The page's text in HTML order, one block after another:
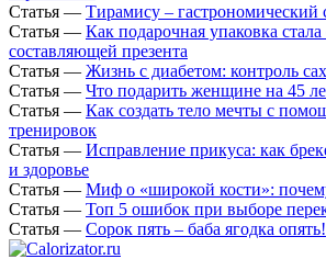
Статья — Тирамису –
Статья — Как подарочная упаковка стала
составляющей презента
Статья — Жизнь с диабетом: контроль
Статья — Что подарить женщине на 45
Статья — Как создать тело мечты с
тренировок
Статья — Исправление прикуса: как
и здоровье
Статья — Миф о «широкой кости»:
Статья — Топ 5 ошибок при выборе
Статья — Сорок пять – баба ягодка опять!